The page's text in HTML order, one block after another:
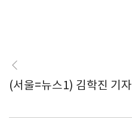
(서울=뉴스1) 김학진 기자